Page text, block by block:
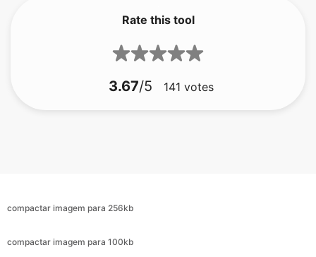
3.67/5 141votes
compactar imagem para 500kb
compactar imagem para 100kb